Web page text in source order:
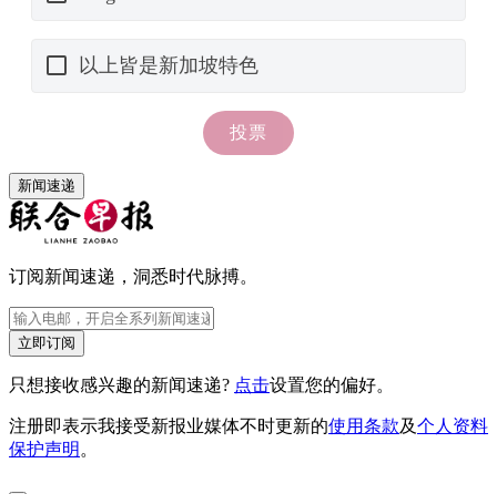
新闻速递
订阅新闻速递，洞悉时代脉搏。
立即订阅
只想接收感兴趣的新闻速递? 点击设置您的偏好。
注册即表示我接受新报业媒体不时更新的使用条款及个人资料
保护声明 。